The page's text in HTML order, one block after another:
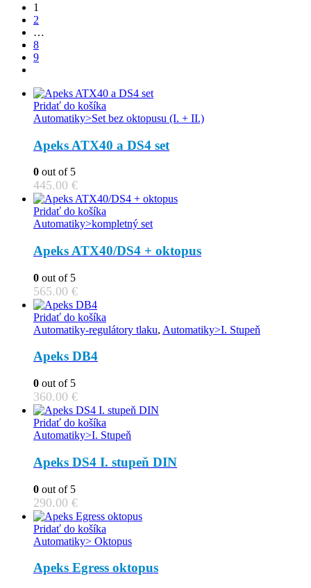
1
2
…
8
9
Pridať do košíka
Automatiky>Set bez oktopusu (I. + II.)
Apeks ATX40 a DS4 set
0 out of 5
445.00 €
Pridať do košíka
Automatiky>kompletný set
Apeks ATX40/DS4 + oktopus
0 out of 5
565.00 €
Pridať do košíka
Automatiky-regulátory tlaku, Automatiky>I. Stupeň
Apeks DB4
0 out of 5
360.00 €
Pridať do košíka
Automatiky>I. Stupeň
Apeks DS4 I. stupeň DIN
0 out of 5
290.00 €
Pridať do košíka
Automatiky> Oktopus
Apeks Egress oktopus